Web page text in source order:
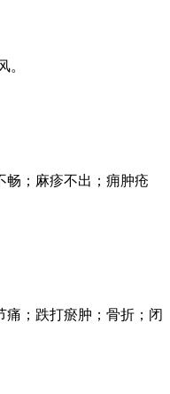
。
畅；麻疹不出；痈肿疮
痛；跌打瘀肿；骨折；闭